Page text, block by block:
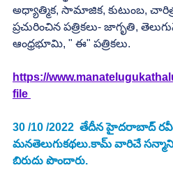
అధ్యాత్మిక, సామాజిక, కుటుంబ,
ప్రచురించిన పత్రికలు- జాగృతి,
ఆంధ్రభూమి, " ఈ" పత్రికలు.
https://
file
30 /10 /2022  తేదీన హైదరాబాద్
మనతెలుగుకథలు.కామ్ వారిచే
బిరుదు పొందారు.